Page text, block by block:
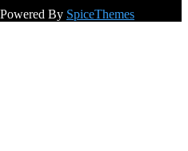
By SpiceThemes